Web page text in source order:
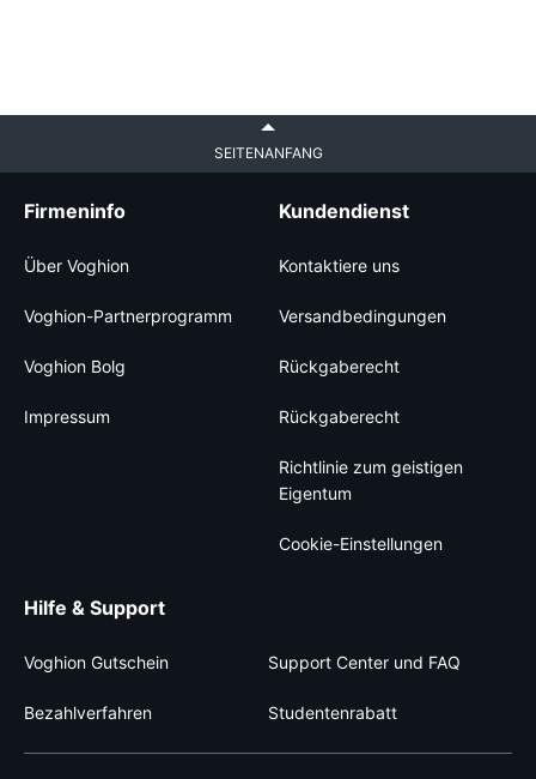
SEITENANFANG
Firmeninfo
Über Voghion
Voghion-Partnerprogramm
Voghion Bolg
Impressum
Kundendienst
Kontaktiere uns
Versandbedingungen
Rückgaberecht
Rückgaberecht
Richtlinie zum geistigen
Eigentum
Cookie-Einstellungen
Hilfe & Support
Voghion Gutschein Support Center und FAQ
Bezahlverfahren Studentenrabatt